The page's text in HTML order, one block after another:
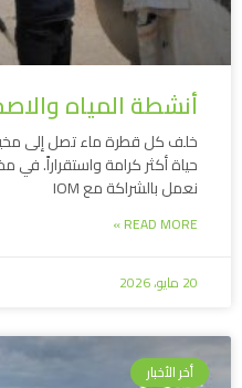
أنشطة المياه
خلف كل قطرة ماء تصل إلى
حياة أكثر كرامة واستقراراً. في
نعمل بالشراكة مع IOM
READ MORE »
20 مايو، 2026
أخر الأخبار